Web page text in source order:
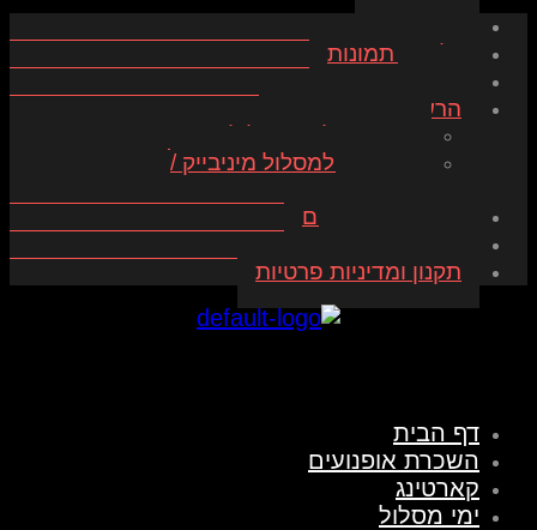
גלריית תמונות
הרשמה לימי מסלול
הרשמה ליום מסלול
הרשמה למסלול מיניבייק /
השכרת אופנועים
תקנון ומדיניות פרטיות
דף הבית
השכרת אופנועים
קארטינג
ימי מסלול